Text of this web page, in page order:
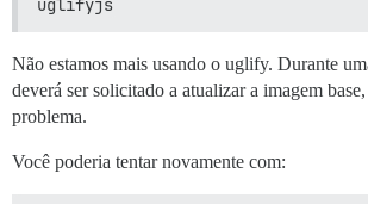
uglifyjs
Não estamos mais usando o uglify. Durante
deverá ser solicitado a atualizar a imagem
problema.
Você poderia tentar novamente com: